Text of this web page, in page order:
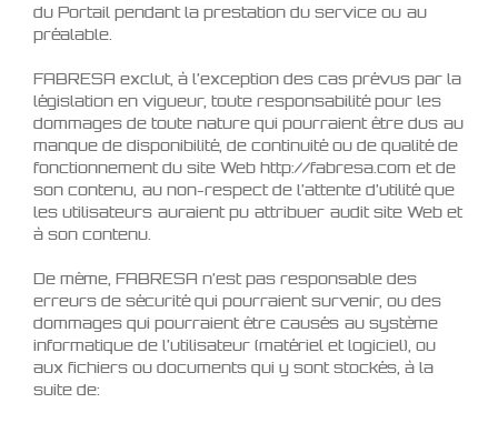
du Portail pendant la prestation du service ou au
préalable.
FABRESA exclut, à l’exception des cas prévus par la
législation en vigueur, toute responsabilité pour les
dommages de toute nature qui pourraient être dus au
manque de disponibilité, de continuité ou de qualité de
fonctionnement du site Web http://fabresa.com et de
son contenu, au non-respect de l’attente d’utilité que
les utilisateurs auraient pu attribuer audit site Web et
à son contenu.
De même, FABRESA n’est pas responsable des
erreurs de sécurité qui pourraient survenir, ou des
dommages qui pourraient être causés au système
informatique de l’utilisateur (matériel et logiciel), ou
aux fichiers ou documents qui y sont stockés, à la
suite de: